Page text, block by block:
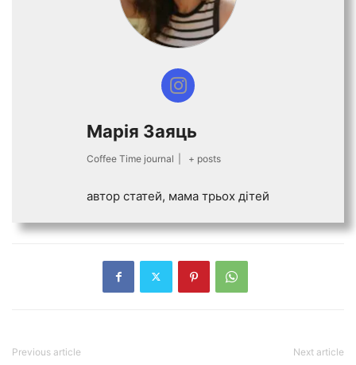
Марiя Заяць
Coffee Time journal + posts
автор статей, мама трьох дiтей
Previous article Next article